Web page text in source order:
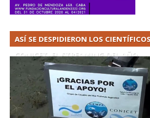
ASÍ SE DESPIDIERON LOS
CONICET. EL STREAMING DEL AÑO